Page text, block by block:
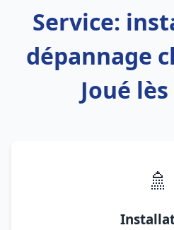
Service:
dépannage
Joué
🚿